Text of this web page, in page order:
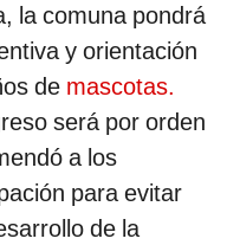
la comuna pondrá
y orientación
de mascotas.
será por orden
a los
para evitar
de la